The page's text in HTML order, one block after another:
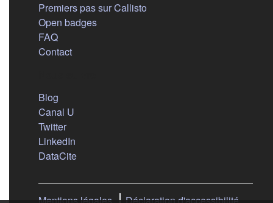
Premiers pas sur Callisto
Open badges
FAQ
Contact
Blog
Canal U
Twitter(s'ouvre dans un nouvel onglet)
LinkedIn
DataCite(s'ouvre dans un nouvel onglet)